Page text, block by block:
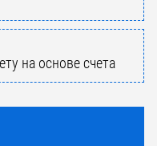
на основе счета